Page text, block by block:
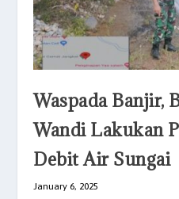
Waspada Banjir,
Wandi Lakukan
Debit Air Sungai
January 6, 2025